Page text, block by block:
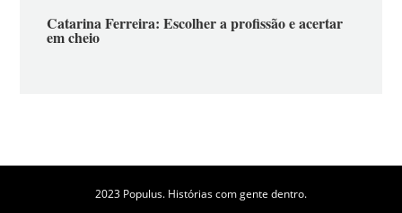
Catarina Ferreira: Escolher a profissão e acertar
em cheio
2023 Populus. Histórias com gente dentro.